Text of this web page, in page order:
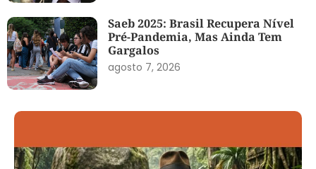
Saeb 2025: Brasil Recupera Nível
Pré-Pandemia, Mas Ainda Tem
Gargalos
agosto 7, 2026